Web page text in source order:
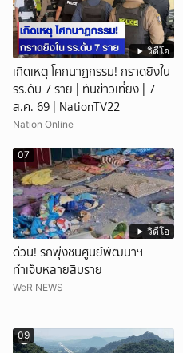
วิดีโอ
เกิดเหตุ โศกนาฏกรรม! กราดยิงใน
รร.ดับ 7 ราย | ทันข่าวเที่ยง | 7
ส.ค. 69 | NationTV22
Nation Online
วิดีโอ
07
ด่วน! รถพุ่งชนศูนย์พัฒนาฯ
ทำเจ็บหลายสิบราย
WeR NEWS
09